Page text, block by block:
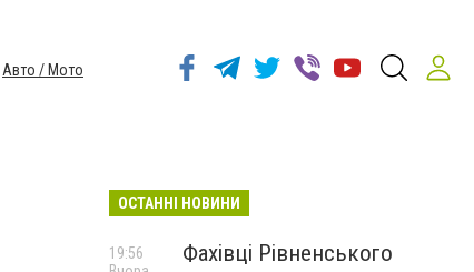
Авто / Мото
ОСТАННІ НОВИНИ
Фахівці Рівненського
19:56